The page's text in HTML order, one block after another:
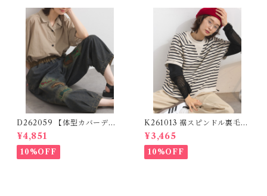
D262059 【体型カバーデニ
ムシリーズ】 パッチワークロ
ゴデニムパンツ / Patchwork
Logo Denim Pants
¥4,851
10%OFF
K261013 裾スピンドル裏毛カ
ットベスト / Drawstring He
m Sweat Cut Vest
¥3,465
10%OFF